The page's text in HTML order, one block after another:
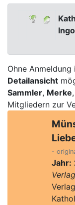
Ohne
Detailansicht
Sammler, Merke,
Mitgliedern zur
-
Jahr: